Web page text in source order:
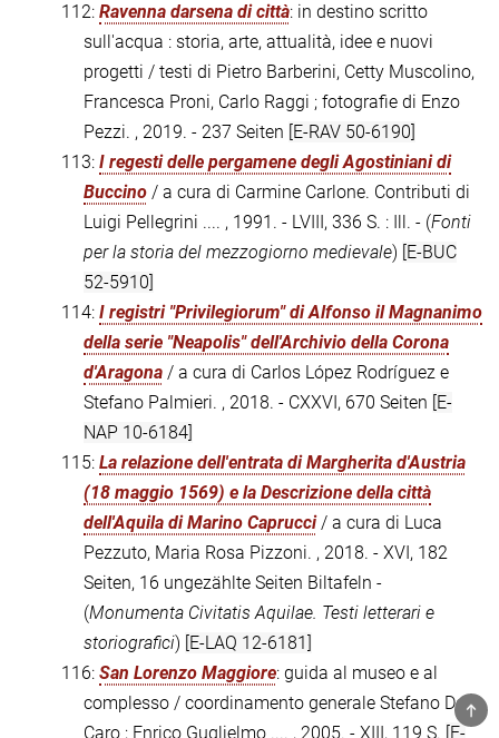
112: Ravenna darsena di città: in destino scritto
sull'acqua : storia, arte, attualità, idee e nuovi
progetti / testi di Pietro Barberini, Cetty Muscolino,
Francesca Proni, Carlo Raggi ; fotografie di Enzo
Pezzi. , 2019. - 237 Seiten [E-RAV 50-6190]
113: I regesti delle pergamene degli Agostiniani di
Buccino / a cura di Carmine Carlone. Contributi di
Luigi Pellegrini .... , 1991. - LVIII, 336 S. : Ill. - (Fonti
per la storia del mezzogiorno medievale) [E-BUC
52-5910]
114: I registri "Privilegiorum" di Alfonso il Magnanimo
della serie "Neapolis" dell'Archivio della Corona
d'Aragona / a cura di Carlos López Rodríguez e
Stefano Palmieri. , 2018. - CXXVI, 670 Seiten [E-
NAP 10-6184]
115: La relazione dell'entrata di Margherita d'Austria
(18 maggio 1569) e la Descrizione della città
dell'Aquila di Marino Caprucci/ a cura di Luca
Pezzuto, Maria Rosa Pizzoni. , 2018. - XVI, 182
Seiten, 16 ungezählte Seiten Biltafeln -
(Monumenta Civitatis Aquilae. Testi letterari e
storiografici) [E-LAQ 12-6181]
116: San Lorenzo Maggiore: guida al museo e al
complesso / coordinamento generale Stefano De
Caro ; Enrico Guglielmo .... , 2005. - XIII, 119 S.
[E-
TOP